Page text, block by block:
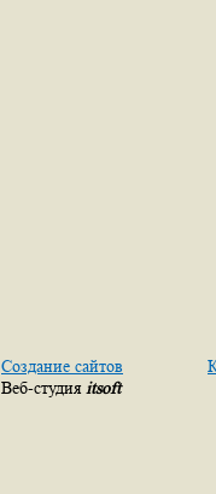
Создание сайтов
Веб-студия itsoft